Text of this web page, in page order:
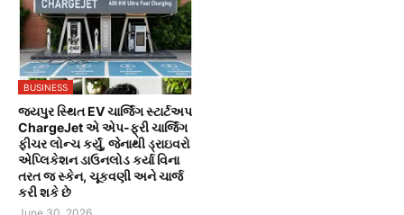
BUSINESS
જયપુર સ્થિત EV ચાર્જિંગ સ્ટાર્ટઅપ
ChargeJet એ એપ-ફ્રી ચાર્જિંગ
ફીચર લોન્ચ કર્યું, જેનાથી ડ્રાઇવરો
એપ્લિકેશન ડાઉનલોડ કર્યા વિના
તરત જ સ્કેન, ચૂકવણી અને ચાર્જ
કરી શકે છે